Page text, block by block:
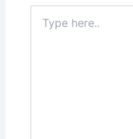
here..